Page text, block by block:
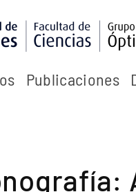
Publicaciones